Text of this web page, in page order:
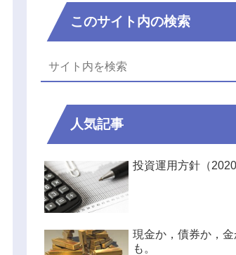
このサイト内の検索
人気記事
投資運用方針（2020
現金か，債券か，金
も。